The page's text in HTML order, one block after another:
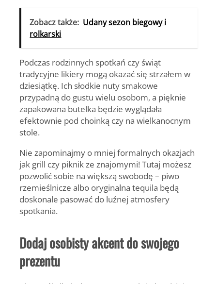
Zobacz także: Udany sezon biegowy i
rolkarski
Podczas rodzinnych spotkań czy świąt
tradycyjne likiery mogą okazać się strzałem w
dziesiątkę. Ich słodkie nuty smakowe
przypadną do gustu wielu osobom, a pięknie
zapakowana butelka będzie wyglądała
efektownie pod choinką czy na wielkanocnym
stole.
Nie zapominajmy o mniej formalnych okazjach
jak grill czy piknik ze znajomymi! Tutaj możesz
pozwolić sobie na większą swobodę – piwo
rzemieślnicze albo oryginalna tequila będą
doskonale pasować do luźnej atmosfery
spotkania.
Dodaj osobisty akcent do swojego
prezentu